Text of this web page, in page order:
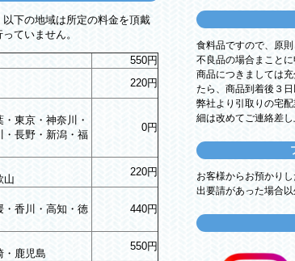
下の地域は所定の料金を頂戴
ていません。
550円
220円
東京・神奈川・
・長野・新潟・福
0円
山
220円
・香川・高知・徳
440円
・鹿児島
550円
食料品ですので、原
不良品の場合まことに
商品につきましては
たら、商品到着後３日
弊社より引取りの宅
細は改めてご連絡差し
お客様からお預かり
出要請があった場合